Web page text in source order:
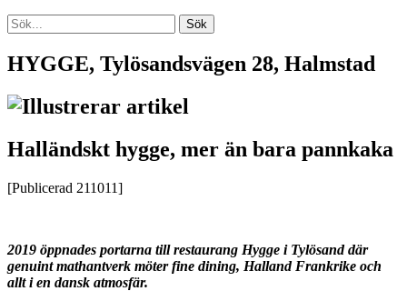
HYGGE, Tylösandsvägen 28, Halmstad
Halländskt hygge, mer än bara pannkaka
[Publicerad 211011]
2019 öppnades portarna till restaurang Hygge i Tylösand där
genuint mathantverk möter fine dining, Halland Frankrike och
allt i en dansk atmosfär.